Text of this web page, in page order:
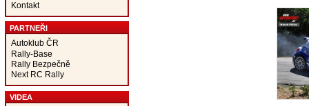
Kontakt
PARTNEŘI
Autoklub ČR
Rally-Base
Rally Bezpečně
Next RC Rally
VIDEA